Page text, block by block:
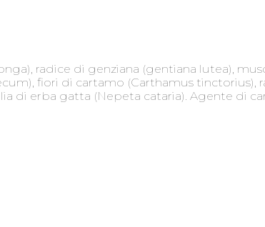
radice di genziana (gentiana lutea),
fiori di cartamo (Carthamus tinctorius),
di erba gatta (Nepeta cataria). Agente di